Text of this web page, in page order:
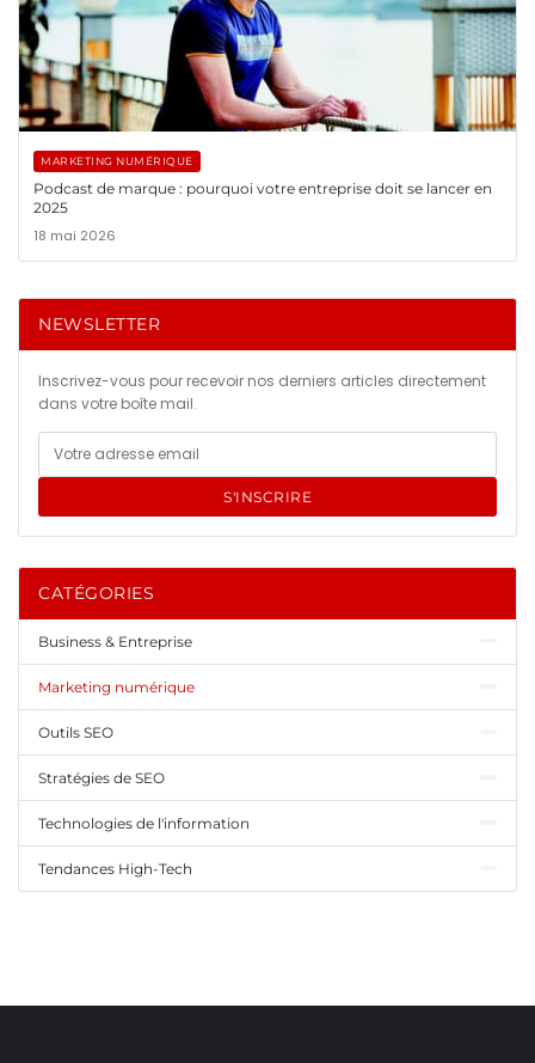
MARKETING NUMÉRIQUE
Podcast de marque : pourquoi votre entreprise doit se lancer en
2025
18 mai 2026
NEWSLETTER
Inscrivez-vous pour recevoir nos derniers articles directement
dans votre boîte mail.
S'INSCRIRE
CATÉGORIES
Business & Entreprise
Marketing numérique
Outils SEO
Stratégies de SEO
Technologies de l'information
Tendances High-Tech